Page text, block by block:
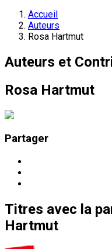
Accueil
Auteurs
Rosa Hartmut
Auteurs et
Rosa Hartmut
Partager
Titres avec la
Hartmut